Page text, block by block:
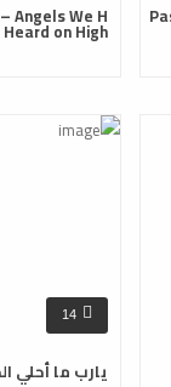
Angels We H
on High
14
يارب ما أحلي